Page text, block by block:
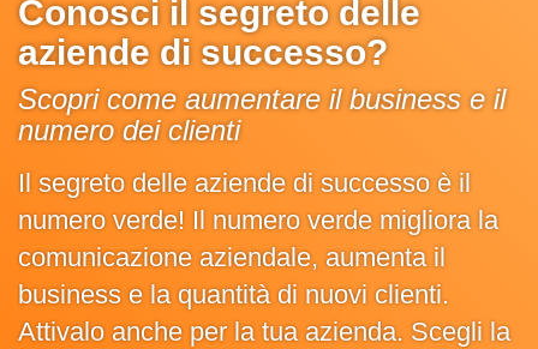
Conosci il segreto delle
aziende di successo?
Scopri come aumentare il business e il
numero dei clienti
Il segreto delle aziende di successo è il
numero verde! Il numero verde migliora la
comunicazione aziendale, aumenta il
business e la quantità di nuovi clienti.
Attivalo anche per la tua azienda. Scegli la